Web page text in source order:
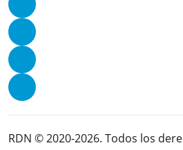
RDN © 2020-2026. Todos los